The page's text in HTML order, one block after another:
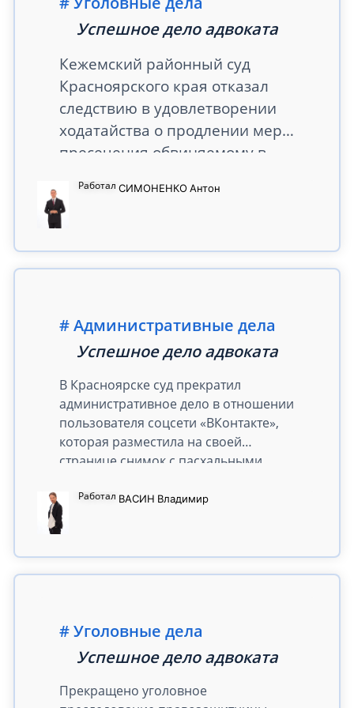
Успешное дело адвоката
Кежемский районный суд
Красноярского края отказал
следствию в удовлетворении
ходатайства о продлении меры
пресечения обвиняемому в
ст.260 и ч. 2 ст. 285 УК РФ.
Ранее по данному делу
отказано в продлении меры
избрана мера пресечения в
виде домашнего ареста. В
обвиняемому избрана мера
пресечения в виде запрета
определенных действий.
Работал СИМОНЕНКО Антон
Административные дела
Успешное дело адвоката
В Красноярске суд прекратил
административное дело в отношении
пользователя соцсети «ВКонтакте»,
которая разместила на своей
странице снимок с пасхальными
Работал ВАСИН Владимир
Уголовные дела
Успешное дело адвоката
Прекращено уголовное